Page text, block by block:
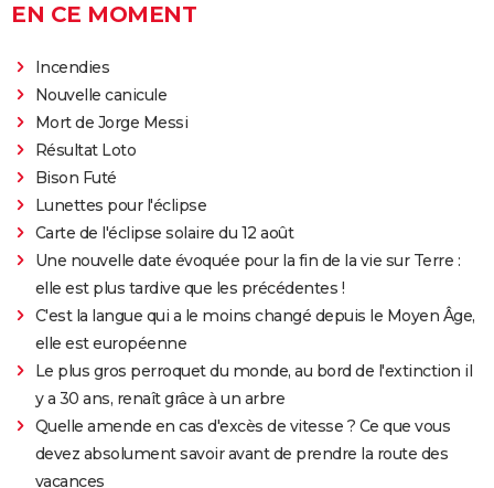
EN CE MOMENT
Incendies
Nouvelle canicule
Mort de Jorge Messi
Résultat Loto
Bison Futé
Lunettes pour l'éclipse
Carte de l'éclipse solaire du 12 août
Une nouvelle date évoquée pour la fin de la vie sur Terre :
elle est plus tardive que les précédentes !
C'est la langue qui a le moins changé depuis le Moyen Âge,
elle est européenne
Le plus gros perroquet du monde, au bord de l'extinction il
y a 30 ans, renaît grâce à un arbre
Quelle amende en cas d'excès de vitesse ? Ce que vous
devez absolument savoir avant de prendre la route des
vacances